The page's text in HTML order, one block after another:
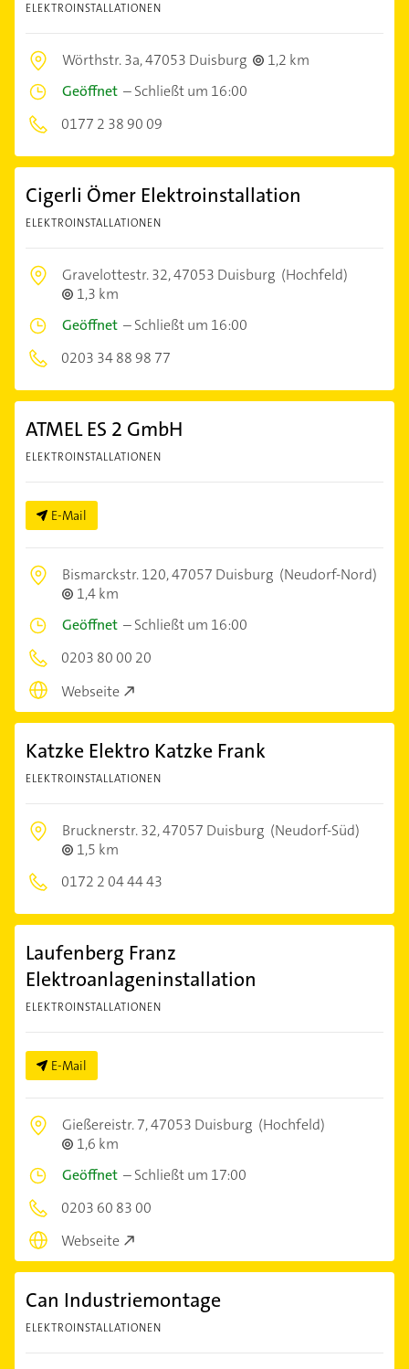
ELEKTROINSTALLATIONEN
Wörthstr. 3a,47053 Duisburg
1,2 km
Geöffnet –Schließt um 16:00
0177 2 38 90 09
Cigerli Ömer Elektroinstallation
ELEKTROINSTALLATIONEN
Gravelottestr. 32,47053 Duisburg (Hochfeld)
1,3 km
Geöffnet –Schließt um 16:00
0203 34 88 98 77
ATMEL ES 2 GmbH
ELEKTROINSTALLATIONEN
E-Mail
Bismarckstr. 120,47057 Duisburg (Neudorf-Nord)
1,4 km
Geöffnet –Schließt um 16:00
0203 80 00 20
Webseite
Katzke Elektro Katzke Frank
ELEKTROINSTALLATIONEN
Brucknerstr. 32,47057 Duisburg (Neudorf-Süd)
1,5 km
0172 2 04 44 43
Laufenberg Franz
Elektroanlageninstallation
ELEKTROINSTALLATIONEN
E-Mail
Gießereistr. 7,47053 Duisburg (Hochfeld)
1,6 km
Geöffnet –Schließt um 17:00
0203 60 83 00
Webseite
Can Industriemontage
ELEKTROINSTALLATIONEN